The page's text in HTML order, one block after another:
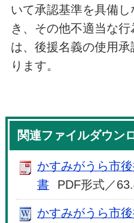
いて承認基準を具備
き、その他不適当な
は、後援名義の使用
ります。
関連ファイルダウン
かすみがうら市
書
PDF形式／
かすみがうら市